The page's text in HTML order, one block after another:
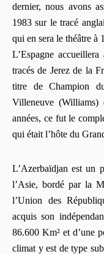
dernier, nous avons
1983 sur le tracé
qui en sera le théâtre à
L’Espagne
tracés de Jerez de la
titre de Champion
Villeneuve (Williams)
années, ce fut le
qui était l’hôte du
L’Azerbaïdjan est un
l’Asie, bordé par la
l’Union des
acquis son
86.600 Km² et d’une
climat y est de type